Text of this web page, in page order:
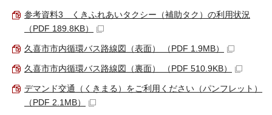
参考資料3 くきふれあいタクシー（補助タク）の利用状況
（PDF 189.8KB）
久喜市市内循環バス路線図（表面） （PDF 1.9MB）
久喜市市内循環バス路線図（裏面） （PDF 510.9KB）
デマンド交通（くきまる）をご利用ください（パンフレット）
（PDF 2.1MB）